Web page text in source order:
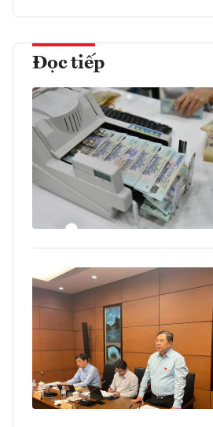
Đọc tiếp